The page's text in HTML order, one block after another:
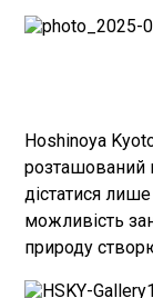
Hoshinoya
розташований
дістатися
можливість
природу